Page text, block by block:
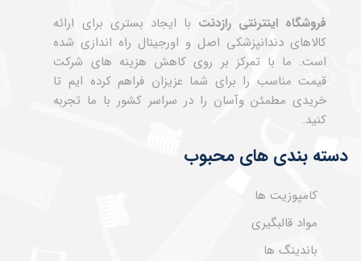
فروشگاه اینترنتی رازدنت با ایجاد بستری برای ارائه
کالاهای دندانپزشکی اصل و اورجینال راه اندازی شده
است. ما با تمرکز بر روی کاهش هزینه های شرکت
قیمت مناسب را برای شما عزیزان فراهم کرده ایم تا
خریدی مطمئن وآسان را در سراسر کشور با ما تجربه
کنید.
دسته بندی های محبوب
کامپوزیت ها
مواد قالبگیری
باندینگ ها